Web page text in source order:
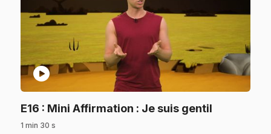
play_circle
E16 : Mini Affirmation : Je suis gentil
1 min 30 s